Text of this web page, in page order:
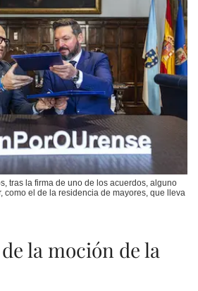
tras la firma de uno de los acuerdos, alguno
como el de la residencia de mayores, que lleva
la moción de la